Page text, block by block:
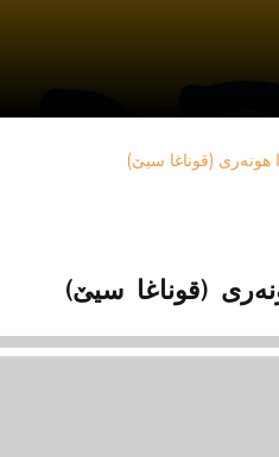
(قوناغا سیێ)
(قوناغا سیێ)